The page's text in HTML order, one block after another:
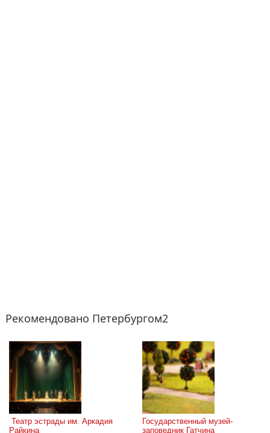
Рекомендовано Петербургом2
Райкина
Государственный музей-
заповедник Гатчина